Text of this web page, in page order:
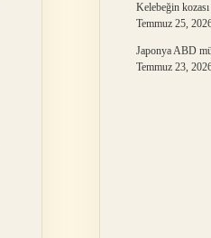
Kelebeğin
Temmuz 25,
Japonya ABD
Temmuz 23,